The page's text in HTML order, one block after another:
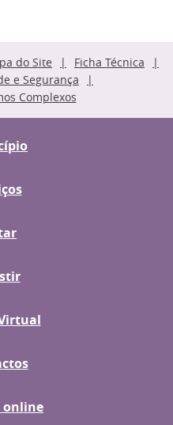
do Site
Ficha Técnica
e Segurança
Complexos
online